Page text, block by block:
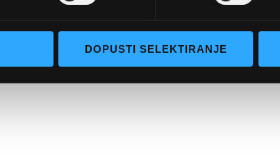
DOPUSTI SELEKTIRANJE